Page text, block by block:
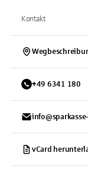
Kontakt
+49 6341 180
vCard